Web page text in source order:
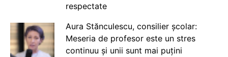
respectate
Aura Stănculescu, consilier școlar:
Meseria de profesor este un stres
continuu și unii sunt mai puțini